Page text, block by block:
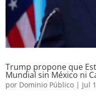
Trump propone que
Mundial sin México ni
por Dominio Público | Jul